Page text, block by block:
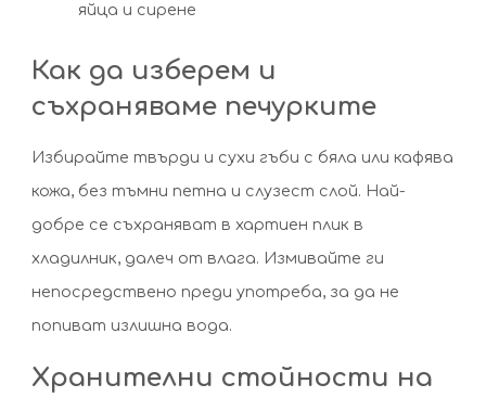
яйца и сирене
Как да изберем и
съхраняваме печурките
Избирайте твърди и сухи гъби с бяла или кафява
кожа, без тъмни петна и слузест слой. Най-
добре се съхраняват в хартиен плик в
хладилник, далеч от влага. Измивайте ги
непосредствено преди употреба, за да не
попиват излишна вода.
Хранителни стойности на